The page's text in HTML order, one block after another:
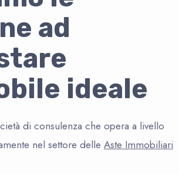
ad
ideale
di consulenza che opera a livello
nel settore delle Aste Immobiliari